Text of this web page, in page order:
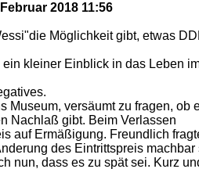
2018 11:56
Möglichkeit gibt, etwas
kleiner Einblick in das Leben
Museum, versäumt zu fragen, ob
Nachlaß gibt. Beim Verlassen
auf Ermäßigung. Freundlich
des Eintrittspreis machbar
nun, dass es zu spät sei. Kurz